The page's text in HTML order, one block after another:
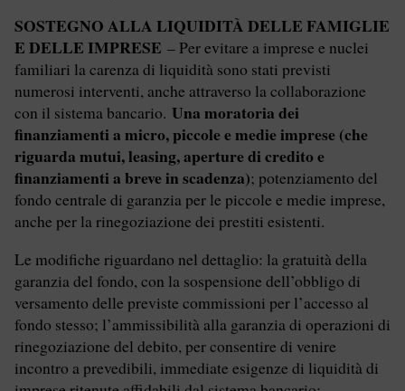
SOSTEGNO ALLA LIQUIDITÀ DELLE FAMIGLIE
E DELLE IMPRESE – Per evitare a imprese e nuclei
familiari la carenza di liquidità sono stati previsti
numerosi interventi, anche attraverso la collaborazione
con il sistema bancario. Una moratoria dei
finanziamenti a micro, piccole e medie imprese (che
riguarda mutui, leasing, aperture di credito e
finanziamenti a breve in scadenza); potenziamento del
fondo centrale di garanzia per le piccole e medie imprese,
anche per la rinegoziazione dei prestiti esistenti.
Le modifiche riguardano nel dettaglio: la gratuità della
garanzia del fondo, con la sospensione dell’obbligo di
versamento delle previste commissioni per l’accesso al
fondo stesso; l’ammissibilità alla garanzia di operazioni di
rinegoziazione del debito, per consentire di venire
incontro a prevedibili, immediate esigenze di liquidità di